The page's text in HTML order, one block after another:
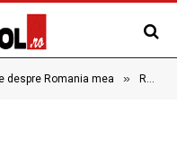
despre Romania mea » Romania de maine, neatinsa de murdaria politica